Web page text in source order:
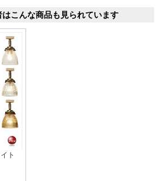
こんな商品も見られています
ト